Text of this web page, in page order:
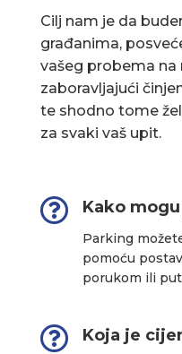
Cilj nam je da
građanima,
vašeg probema na
zaboravljajući
te shodno tome
za svaki vaš upit.
 Kako
Parking
pomoću
porukom ili
 Koja je